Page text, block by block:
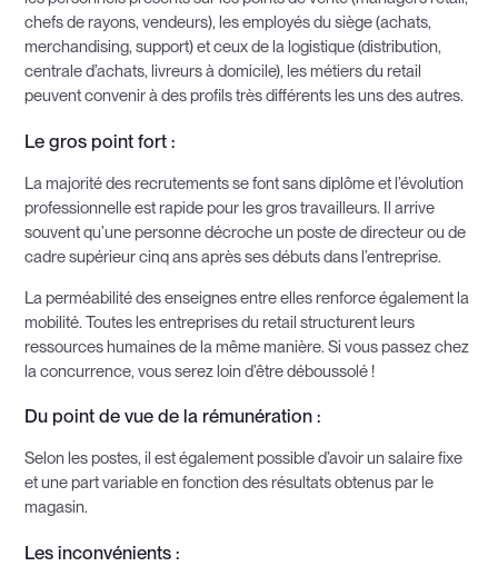
chefs de rayons, vendeurs), les employés du siège (achats,
merchandising, support) et ceux de la logistique (distribution,
centrale d’achats, livreurs à domicile), les métiers du retail
peuvent convenir à des profils très différents les uns des autres.
Le gros point fort :
La majorité des recrutements se font sans diplôme et l’évolution
professionnelle est rapide pour les gros travailleurs. Il arrive
souvent qu’une personne décroche un poste de directeur ou de
cadre supérieur cinq ans après ses débuts dans l’entreprise.
La perméabilité des enseignes entre elles renforce également la
mobilité. Toutes les entreprises du retail structurent leurs
ressources humaines de la même manière. Si vous passez chez
la concurrence, vous serez loin d’être déboussolé !
Du point de vue de la rémunération :
Selon les postes, il est également possible d’avoir un salaire fixe
et une part variable en fonction des résultats obtenus par le
magasin.
Les inconvénients :